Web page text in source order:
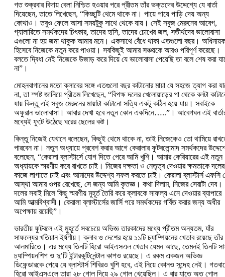
গত শুক্রবার বিদায় বেলা নিশ্চিত হওয়ার পরে প্রীতম তাঁর ভক্তদের উদ্দেশ্যে যে বার্তা
দিয়েছেন, তাতে লিখেছেন, “কিচ্ছুটি থেমে থাকে না। পায়ে পায়ে পাড়ি দেয় অন্য
কোথাও। তবুও ফেলে আসা সময়টুকু সাথে থেকে যায়। সেই সবুজ মেরুনের আবেগ,
গ্যালারিতে সমর্থকদের চিৎকার, তাদের হাসি, তাদের চোখের জল, সতীর্থদের ভালোবাসা
এগুলো না হয় জমা থাকুক আমার মনে। একসাথে বেঁধে থাকা এতগুলো বছর। অধিনায়ক
হিসেবে নিজেকে নতুন করে পাওয়া। সবকিছুই আমার সঞ্চয়কে আরও পরিপূর্ণ করেছে।
বলতে দ্বিধা নেই নিজেকে উজাড় করে দিয়ে যে ভালোবাসা পেয়েছি তা বলে শেষ করা
না”।
মোহনবাগানের মতো ক্লাবের সঙ্গে এতগুলো বছর কাটানোর মায়া যে সহজে ত্যাগ করা
না, তা স্পষ্ট জানিয়ে প্রীতম লিখেছেন, “বিপক্ষ দলের খেলোয়াড়ের পা থেকে বলটা
যায় কিন্তু এই সবুজ মেরুনের মায়াটা কাটানো সত্যি একটু কঠিন হয়ে যায়। সবাইকে
অফুরান ভালোবাসা। আবার দেখা হবে নতুন কোন একদিনে…..”। আবেগঘন এই
মধ্যেই ফুটে উঠেছে ঘরের ছেলের কষ্ট।
কিন্তু নিজেই যেখানে বলেছেন, কিছুই থেমে থাকে না, তাই নিজেকেও তো থামিয়ে
পারবেন না। নতুন অধ্যায়ে প্রবেশ করার আগে কেরালার ফুটবলোন্মাদ সমর্থকদের
বলেছেন, “কেরালা ব্লাস্টার্সে যোগ দিতে পেরে আমি খুশি। আমার কেরিয়ারের এই নতুন
অধ্যায়কে স্মরণীয় করে রাখতে চাই। নিজের দক্ষতা ও নেতৃত্ব দেওয়ার ক্ষমতাকে দলের
কাজে লাগাতে চাই এবং আমাদের উদ্দেশ্য সফল করতে চাই। কেরালা ব্লাস্টার্স এফসি
আস্থা আমার ওপর রেখেছে, সে জন্য আমি কৃতজ্ঞ। কথা দিলাম, নিজের সেরাটা দেব।
দলের সবাই মিলে কিছু স্মরণীয় মুহূর্ত তৈরি করে ক্লাবকে সাফল্য এনে দেওয়ার ব্যাপারে
আমি আত্মবিশ্বাসী। কেরালা ব্লাস্টার্সের জার্সি পরে সমর্থকদের গর্বিত করার জন্য অধীর
অপেক্ষায় রয়েছি”।
ভারতীয় ফুটবলে এই মুহূর্তে সবচেয়ে অভিজ্ঞ তারকাদের মধ্যে প্রীতম অন্যতম, যাঁর
সাফল্যের খতিয়ান ইর্ষণীয়। ক্লাব ও দেশের হয়ে ১১টি চ্যাম্পিয়নের খেতাব রয়েছে তাঁর
আলমারিতে। এর মধ্যে তিনটি হিরো আইএসএল খেতাব যেমন আছে, তেমনই তিনটি
চ্যাম্পিয়নশিপ ও দু’টি ইন্টারকন্টিনেন্টাল কাপও রয়েছে। এ রকম একজন অভিজ্ঞ
ডিফেন্ডারকে পেয়ে যে ব্লাস্টার্স শিবিরও খুশি হবে, এই নিয়ে কোনও সন্দেহ নেই।
হিরো আইএসএলে তারা ২৮ গোল দিয়ে ২৯ গোল খেয়েছিল। এ বার যাতে অত গোল